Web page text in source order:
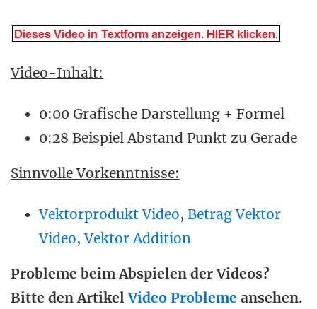
Video-Inhalt:
0:00 Grafische Darstellung + Formel
0:28 Beispiel Abstand Punkt zu Gerade
Sinnvolle Vorkenntnisse:
Vektorprodukt Video, Betrag Vektor
Video,Vektor Addition
Probleme beim Abspielen der Videos?
Bitte den ArtikelVideo Probleme ansehen.